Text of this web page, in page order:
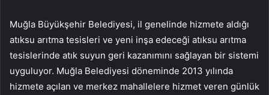
Muğla Büyükşehir Belediyesi, il genelinde hizmete aldığı
atıksu arıtma tesisleri ve yeni inşa edeceği atıksu arıtma
tesislerinde atık suyun geri kazanımını sağlayan bir sistemi
uyguluyor. Muğla Belediyesi döneminde 2013 yılında
hizmete açılan ve merkez mahallelere hizmet veren günlük